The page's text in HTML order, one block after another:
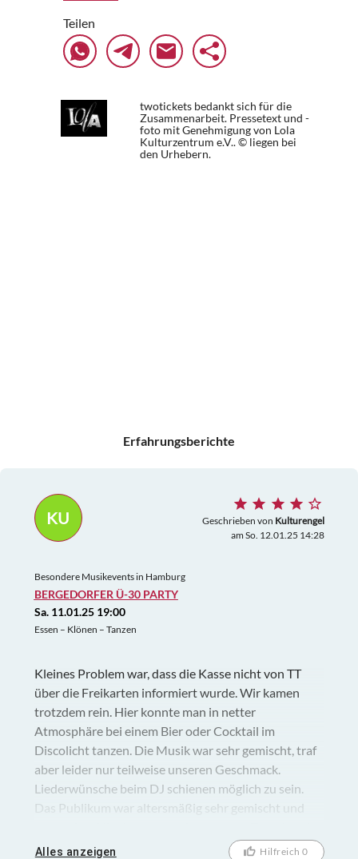
Teilen
twotickets bedankt sich für die
Zusammenarbeit. Pressetext und -
foto mit Genehmigung von Lola
Kulturzentrum e.V.. © liegen bei
den Urhebern.
Erfahrungsberichte
KU Geschrieben von Kulturengel
am So. 12.01.25 14:28
Besondere Musikevents in Hamburg
BERGEDORFER Ü-30 PARTY
Sa. 11.01.25 19:00
Essen – Klönen – Tanzen
Kleines Problem war, dass die Kasse nicht von TT
über die Freikarten informiert wurde. Wir kamen
trotzdem rein. Hier konnte man in netter
Atmosphäre bei einem Bier oder Cocktail im
Discolicht tanzen. Die Musik war sehr gemischt, traf
aber leider nur teilweise unseren Geschmack.
Liederwünsche beim DJ schienen möglich zu sein.
Das Publikum war altersmäßig sehr gemischt und
verbringen!
Alles anzeigen Hilfreich 0